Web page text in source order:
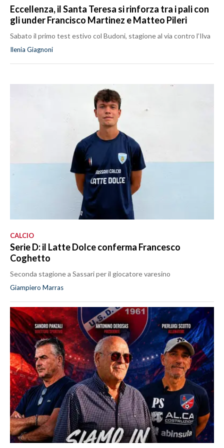
Eccellenza, il Santa Teresa si rinforza tra i pali con
gli under Francisco Martinez e Matteo Pileri
Sabato il primo test estivo col Budoni, stagione al via contro l’Ilva
Ilenia Giagnoni
CALCIO
Serie D: il Latte Dolce conferma Francesco
Coghetto
Seconda stagione a Sassari per il giocatore varesino
Giampiero Marras